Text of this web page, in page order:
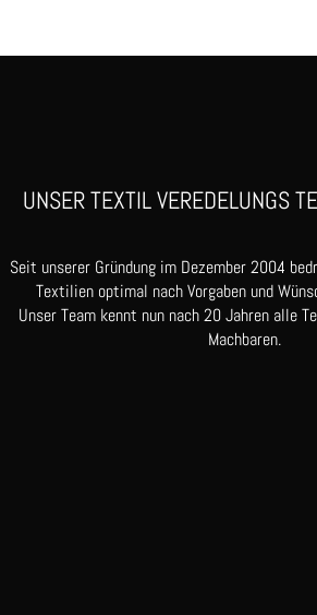
UNSER TEXTIL VEREDELUNGS
Seit unserer Gründung im Dezember 2004
Textilien optimal nach Vorgaben und
Unser Team kennt nun nach 20 Jahren alle
Machbaren.